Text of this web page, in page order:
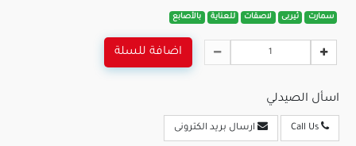
سمارت ثيربى لاصقات للعناية بالأصابع
اضافة للسلة
اسأل الصيدلي
ارسال بريد الكترونى